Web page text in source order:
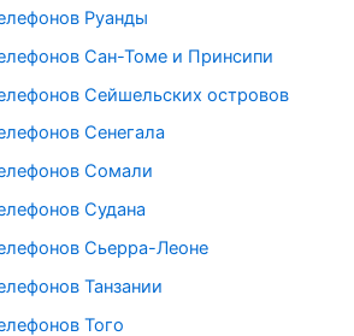
Руанды
Сан-Томе и Принсипи
Сейшельских островов
Сенегала
Сомали
Судана
Сьерра-Леоне
Танзании
Того